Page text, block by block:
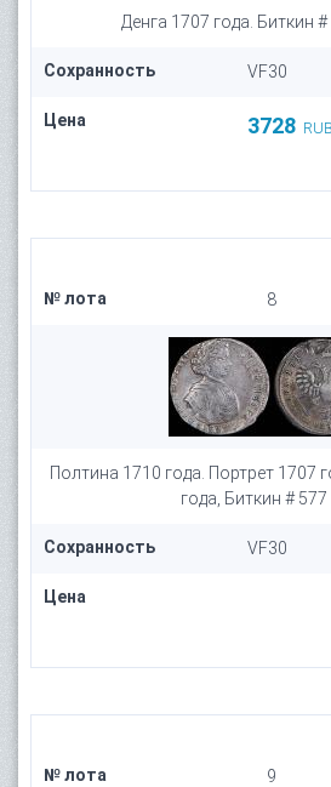
Денга 1707 года. Биткин #
Сохранность VF30
Цена 3728 RUB
№ лота 8
Полтина 1710 года. Портрет 1707
года, Биткин # 577
Сохранность VF30
Цена
№ лота 9